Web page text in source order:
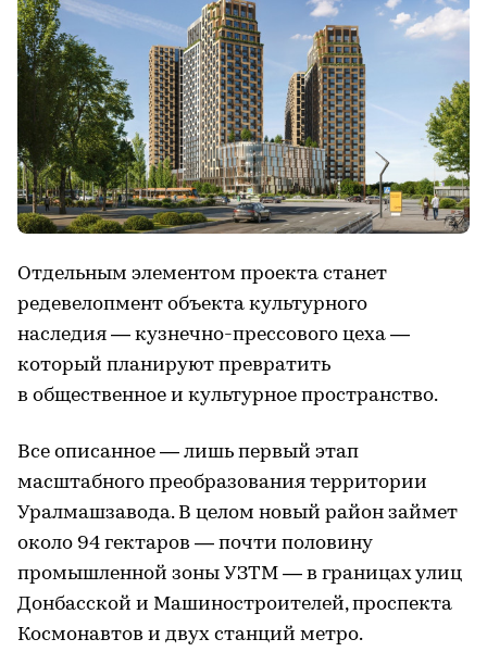
Отдельным элементом проекта станет
редевелопмент объекта культурного
наследия — кузнечно-прессового цеха —
который планируют превратить
в общественное и культурное пространство.
Все описанное — лишь первый этап
масштабного преобразования территории
Уралмашзавода. В целом новый район займет
около 94 гектаров — почти половину
промышленной зоны УЗТМ — в границах улиц
Донбасской и Машиностроителей, проспекта
Космонавтов и двух станций метро.